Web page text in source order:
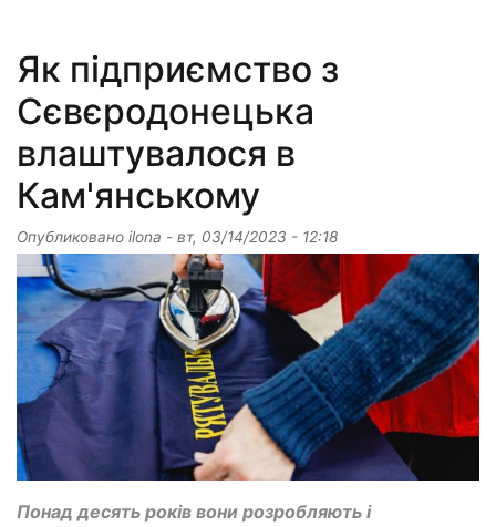
Як підприємство з
Сєвєродонецька
влаштувалося в
Кам'янському
Опубликовано ilona - вт, 03/14/2023 - 12:18
Понад десять років вони розробляють і